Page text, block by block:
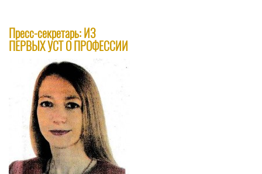
Пресс-секретарь: ИЗ
ПЕРВЫХ УСТ О ПРОФЕССИИ